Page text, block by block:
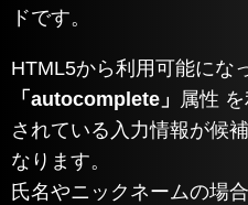
ドです。
HTML5から利用可能にな
「autocomplete」 属性
されている入力情報が候
なります。
氏名やニックネームの場